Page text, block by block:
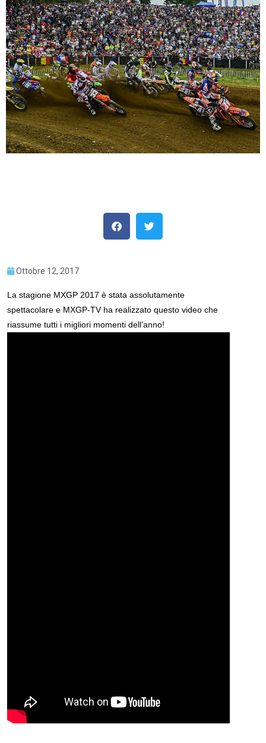
Ottobre 12, 2017
La stagione MXGP 2017 è stata assolutamente
spettacolare e MXGP-TV ha realizzato questo video che
riassume tutti i migliori momenti dell’anno!